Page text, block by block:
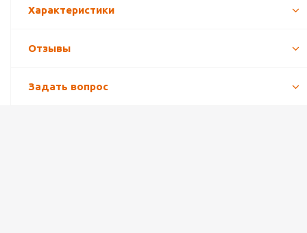
Характеристики
Отзывы
Задать вопрос